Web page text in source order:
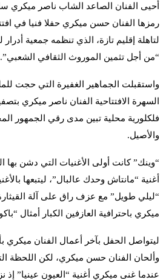
أحيى الفنان الصاعد الشاب ناصر ميكري
رمزها الفنان حسن ميكري حفلا فنيا في
لتاهلة إقليم تازة، الذي تنظمه جمعية أدرار
“من أجل تثمين الموروث الثقافي الشعبي”.
واستقبلت الجماهير الغفيرة التي حجت
السهرة الافتتاحية الفنان ناصر ميكري
فلكلورية محلية تبين مدى رقي الجمهور
والأصيل.
“وينك” كانت أولى الأغنيات التي دشن بها
أغنية “مانتاش وحدك عالبال”، ليتبعها
“ليلي طويل” مع عزف راق على آلة القيثارة
ميكري باحترافية العازفين الكبار أمثال
ليتواصل الحفل بآخر أعمال الفنان ميكري
وألحان الفنان حسن ميكري، لكن اللحظة
عندما غنى ميكري أغنية “العيون عينيا”